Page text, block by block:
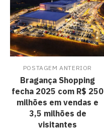
POSTAGEM ANTERIOR
Bragança Shopping
fecha 2025 com R$ 250
milhões em vendas e
3,5 milhões de
visitantes